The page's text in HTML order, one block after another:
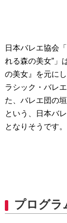
日本バレエ協会
れる森の美女”」
の美女』を元に
ラシック・バレ
た、バレエ団の
という、日本バ
となりそうです。
プログラ